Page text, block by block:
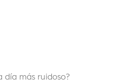
día más ruidoso?